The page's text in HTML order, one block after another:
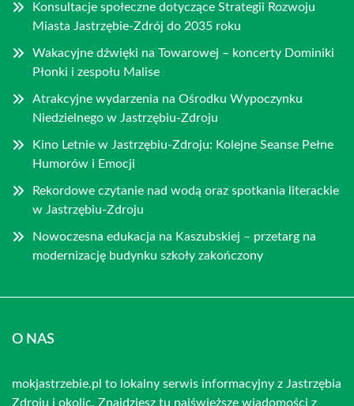
Konsultacje społeczne dotyczące Strategii Rozwoju
Miasta Jastrzębie-Zdrój do 2035 roku
Wakacyjne dźwięki na Towarowej – koncerty Dominiki
Płonki i zespołu Malise
Atrakcyjne wydarzenia na Ośrodku Wypoczynku
Niedzielnego w Jastrzębiu-Zdroju
Kino Letnie w Jastrzębiu-Zdroju: Kolejne Seanse Pełne
Humorów i Emocji
Rekordowe czytanie nad wodą oraz spotkania literackie
w Jastrzębiu-Zdroju
Nowoczesna edukacja na Kaszubskiej – przetarg na
modernizację budynku szkoły zakończony
O NAS
mokjastrzebie.pl to lokalny serwis informacyjny z Jastrzębia
Zdroju i okolic. Znajdziesz tu najświeższe wiadomości z